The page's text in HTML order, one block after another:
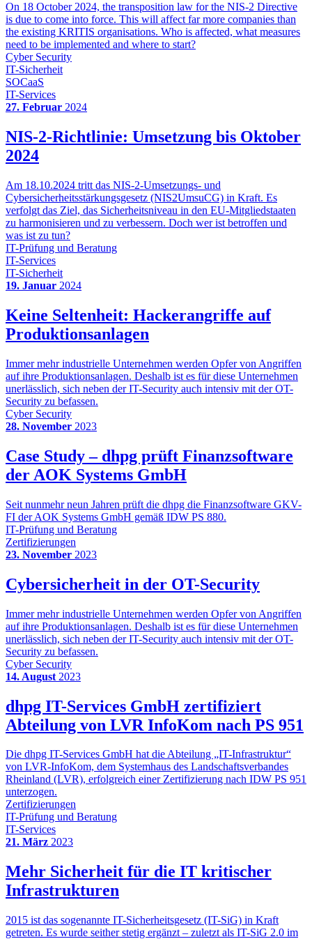
On 18 October 2024, the transposition law for the NIS-2 Directive
is due to come into force. This will affect far more companies than
the existing KRITIS organisations. Who is affected, what measures
need to be implemented and where to start?
Cyber Security
IT-Sicherheit
SOCaaS
IT-Services
27. Februar 2024
NIS-2-Richtlinie: Umsetzung bis Oktober
2024
Am 18.10.2024 tritt das NIS-2-Umsetzungs- und
Cybersicherheitsstärkungsgesetz (NIS2UmsuCG) in Kraft. Es
verfolgt das Ziel, das Sicherheitsniveau in den EU-Mitgliedstaaten
zu harmonisieren und zu verbessern. Doch wer ist betroffen und
was ist zu tun?
IT-Prüfung und Beratung
IT-Services
IT-Sicherheit
19. Januar 2024
Keine Seltenheit: Hackerangriffe auf
Produktionsanlagen
Immer mehr industrielle Unternehmen werden Opfer von Angriffen
auf ihre Produktionsanlagen. Deshalb ist es für diese Unternehmen
unerlässlich, sich neben der IT-Security auch intensiv mit der OT-
Security zu befassen.
Cyber Security
28. November 2023
Case Study – dhpg prüft Finanzsoftware
der AOK Systems GmbH
Seit nunmehr neun Jahren prüft die dhpg die Finanzsoftware GKV-
FI der AOK Systems GmbH gemäß IDW PS 880.
IT-Prüfung und Beratung
Zertifizierungen
23. November 2023
Cybersicherheit in der OT-Security
Immer mehr industrielle Unternehmen werden Opfer von Angriffen
auf ihre Produktionsanlagen. Deshalb ist es für diese Unternehmen
unerlässlich, sich neben der IT-Security auch intensiv mit der OT-
Security zu befassen.
Cyber Security
14. August 2023
dhpg IT-Services GmbH zertifiziert
Abteilung von LVR InfoKom nach PS 951
Die dhpg IT-Services GmbH hat die Abteilung „IT-Infrastruktur“
von LVR-InfoKom, dem Systemhaus des Landschaftsverbandes
Rheinland (LVR), erfolgreich einer Zertifizierung nach IDW PS 951
unterzogen.
Zertifizierungen
IT-Prüfung und Beratung
IT-Services
21. März 2023
Mehr Sicherheit für die IT kritischer
Infrastrukturen
2015 ist das sogenannte IT-Sicherheitsgesetz (IT-SiG) in Kraft
getreten. Es wurde seither stetig ergänzt – zuletzt als IT-SiG 2.0 im